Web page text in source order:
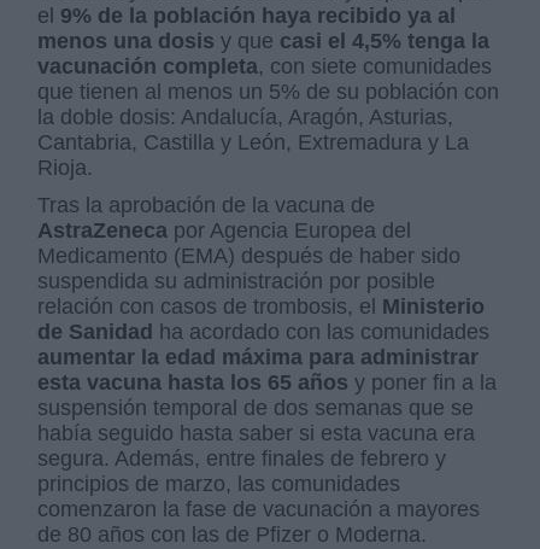
el 9% de la población haya recibido ya al
menos una dosis y que casi el 4,5% tenga la
vacunación completa, con siete comunidades
que tienen al menos un 5% de su población con
la doble dosis: Andalucía, Aragón, Asturias,
Cantabria, Castilla y León, Extremadura y La
Rioja.
Tras la aprobación de la vacuna de
AstraZeneca por Agencia Europea del
Medicamento (EMA) después de haber sido
suspendida su administración por posible
relación con casos de trombosis, el Ministerio
de Sanidad ha acordado con las comunidades
aumentar la edad máxima para administrar
esta vacuna hasta los 65 años y poner fin a la
suspensión temporal de dos semanas que se
había seguido hasta saber si esta vacuna era
segura. Además, entre finales de febrero y
principios de marzo, las comunidades
comenzaron la fase de vacunación a mayores
de 80 años con las de Pfizer o Moderna.